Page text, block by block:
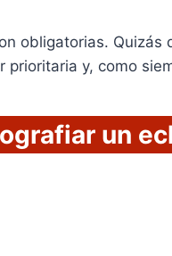
obligatorias.
y, como
un